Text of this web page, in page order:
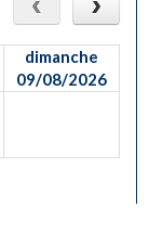
dimanche
09/08/2026